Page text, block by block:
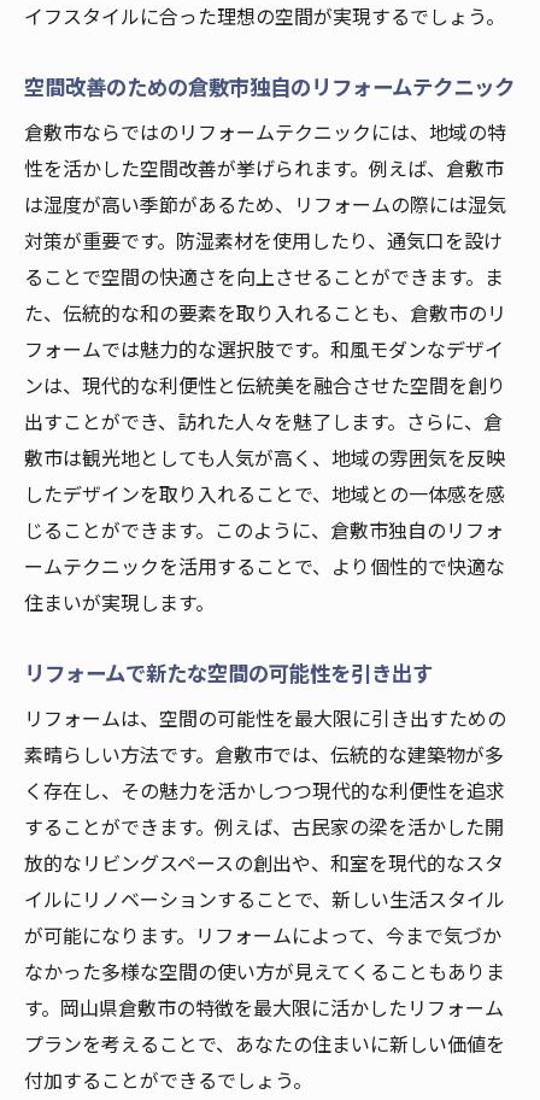
イフスタイルに合った理想の空間が実現するでしょう。
空間改善のための倉敷市独自のリフォームテクニック
倉敷市ならではのリフォームテクニックには、地域の特
性を活かした空間改善が挙げられます。例えば、倉敷市
は湿度が高い季節があるため、リフォームの際には湿気
対策が重要です。防湿素材を使用したり、通気口を設け
ることで空間の快適さを向上させることができます。ま
た、伝統的な和の要素を取り入れることも、倉敷市のリ
フォームでは魅力的な選択肢です。和風モダンなデザイ
ンは、現代的な利便性と伝統美を融合させた空間を創り
出すことができ、訪れた人々を魅了します。さらに、倉
敷市は観光地としても人気が高く、地域の雰囲気を反映
したデザインを取り入れることで、地域との一体感を感
じることができます。このように、倉敷市独自のリフォ
ームテクニックを活用することで、より個性的で快適な
住まいが実現します。
リフォームで新たな空間の可能性を引き出す
リフォームは、空間の可能性を最大限に引き出すための
素晴らしい方法です。倉敷市では、伝統的な建築物が多
く存在し、その魅力を活かしつつ現代的な利便性を追求
することができます。例えば、古民家の梁を活かした開
放的なリビングスペースの創出や、和室を現代的なスタ
イルにリノベーションすることで、新しい生活スタイル
が可能になります。リフォームによって、今まで気づか
なかった多様な空間の使い方が見えてくることもありま
す。岡山県倉敷市の特徴を最大限に活かしたリフォーム
プランを考えることで、あなたの住まいに新しい価値を
付加することができるでしょう。